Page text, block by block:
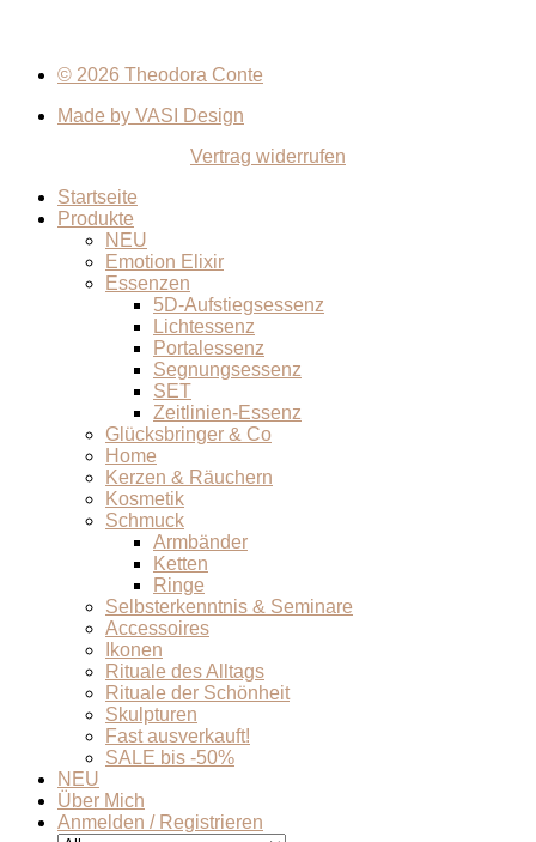
© 2026 Theodora Conte
Made by VASI Design
Vertrag widerrufen
Startseite
Produkte
NEU
Emotion Elixir
Essenzen
5D-Aufstiegsessenz
Lichtessenz
Portalessenz
Segnungsessenz
SET
Zeitlinien-Essenz
Glücksbringer & Co
Home
Kerzen & Räuchern
Kosmetik
Schmuck
Armbänder
Ketten
Ringe
Selbsterkenntnis & Seminare
Accessoires
Ikonen
Rituale des Alltags
Rituale der Schönheit
Skulpturen
Fast ausverkauft!
SALE bis -50%
NEU
Über Mich
Anmelden / Registrieren